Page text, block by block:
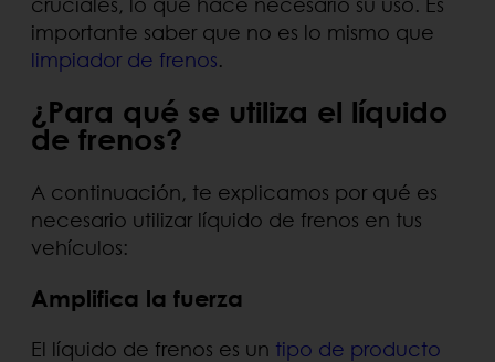
importante saber que no es lo mismo que
limpiador de frenos.
¿Para qué se utiliza el líquido
de frenos?
A continuación, te explicamos por qué es
necesario utilizar líquido de frenos en tus
vehículos:
Amplifica la fuerza
El líquido de frenos es un tipo de producto